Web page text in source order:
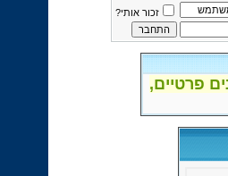
זכור אותי?
פרטיים,